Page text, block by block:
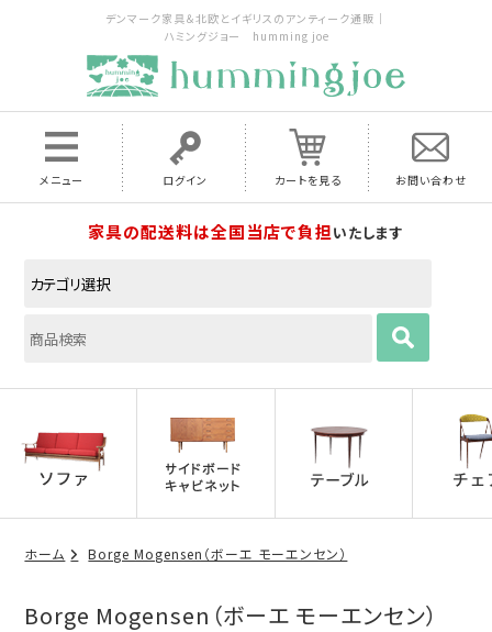
デンマーク家具＆北欧とイギリスのアンティーク通販｜
ハミングジョー humming joe
メニュー ログイン カートを見る お問い合わせ
家具の配送料は全国当店で負担いたします
ホーム Borge Mogensen（ボーエ モーエンセン）
Borge Mogensen（ボーエ モーエンセン）